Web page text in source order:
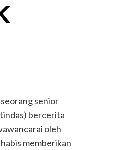
senior
bercerita
oleh
memberikan